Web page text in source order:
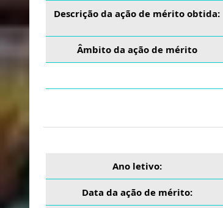
Descrição da ação de mérito obtida:
Âmbito da ação de mérito
Ano letivo:
Data da ação de mérito: